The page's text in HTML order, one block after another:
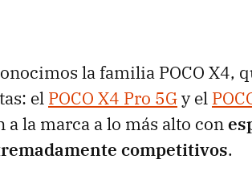
la familia POCO X4,
el POCO X4 Pro 5Gy el
la marca a lo más alto con
competitivos.